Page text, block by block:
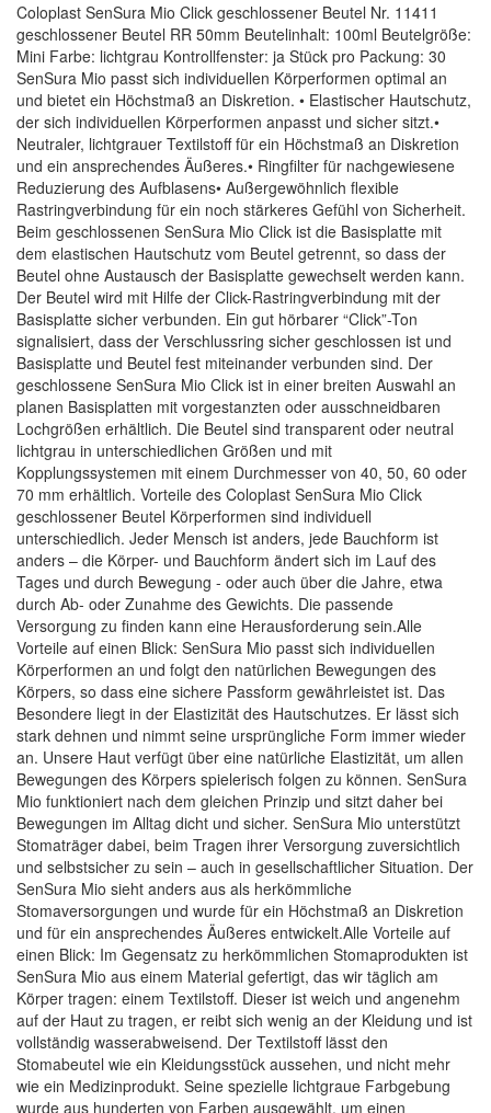
Coloplast SenSura Mio Click geschlossener Beutel Nr. 11411
geschlossener Beutel RR 50mm Beutelinhalt: 100ml Beutelgröße:
Mini Farbe: lichtgrau Kontrollfenster: ja Stück pro Packung: 30
SenSura Mio passt sich individuellen Körperformen optimal an
und bietet ein Höchstmaß an Diskretion. • Elastischer Hautschutz,
der sich individuellen Körperformen anpasst und sicher sitzt.•
Neutraler, lichtgrauer Textilstoff für ein Höchstmaß an Diskretion
und ein ansprechendes Äußeres.• Ringfilter für nachgewiesene
Reduzierung des Aufblasens• Außergewöhnlich flexible
Rastringverbindung für ein noch stärkeres Gefühl von Sicherheit.
Beim geschlossenen SenSura Mio Click ist die Basisplatte mit
dem elastischen Hautschutz vom Beutel getrennt, so dass der
Beutel ohne Austausch der Basisplatte gewechselt werden kann.
Der Beutel wird mit Hilfe der Click-Rastringverbindung mit der
Basisplatte sicher verbunden. Ein gut hörbarer “Click”-Ton
signalisiert, dass der Verschlussring sicher geschlossen ist und
Basisplatte und Beutel fest miteinander verbunden sind. Der
geschlossene SenSura Mio Click ist in einer breiten Auswahl an
planen Basisplatten mit vorgestanzten oder ausschneidbaren
Lochgrößen erhältlich. Die Beutel sind transparent oder neutral
lichtgrau in unterschiedlichen Größen und mit
Kopplungssystemen mit einem Durchmesser von 40, 50, 60 oder
70 mm erhältlich. Vorteile des Coloplast SenSura Mio Click
geschlossener Beutel Körperformen sind individuell
unterschiedlich. Jeder Mensch ist anders, jede Bauchform ist
anders – die Körper- und Bauchform ändert sich im Lauf des
Tages und durch Bewegung - oder auch über die Jahre, etwa
durch Ab- oder Zunahme des Gewichts. Die passende
Versorgung zu finden kann eine Herausforderung sein.Alle
Vorteile auf einen Blick: SenSura Mio passt sich individuellen
Körperformen an und folgt den natürlichen Bewegungen des
Körpers, so dass eine sichere Passform gewährleistet ist. Das
Besondere liegt in der Elastizität des Hautschutzes. Er lässt sich
stark dehnen und nimmt seine ursprüngliche Form immer wieder
an. Unsere Haut verfügt über eine natürliche Elastizität, um allen
Bewegungen des Körpers spielerisch folgen zu können. SenSura
Mio funktioniert nach dem gleichen Prinzip und sitzt daher bei
Bewegungen im Alltag dicht und sicher. SenSura Mio unterstützt
Stomaträger dabei, beim Tragen ihrer Versorgung zuversichtlich
und selbstsicher zu sein – auch in gesellschaftlicher Situation. Der
SenSura Mio sieht anders aus als herkömmliche
Stomaversorgungen und wurde für ein Höchstmaß an Diskretion
und für ein ansprechendes Äußeres entwickelt.Alle Vorteile auf
einen Blick: Im Gegensatz zu herkömmlichen Stomaprodukten ist
SenSura Mio aus einem Material gefertigt, das wir täglich am
Körper tragen: einem Textilstoff. Dieser ist weich und angenehm
auf der Haut zu tragen, er reibt sich wenig an der Kleidung und ist
vollständig wasserabweisend. Der Textilstoff lässt den
Stomabeutel wie ein Kleidungsstück aussehen, und nicht mehr
wie ein Medizinprodukt. Seine spezielle lichtgraue Farbgebung
wurde aus hunderten von Farben ausgewählt, um einen